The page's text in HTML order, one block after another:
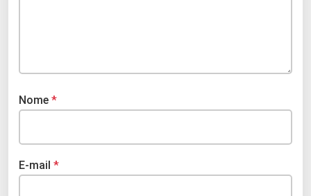
Nome *
E-mail *